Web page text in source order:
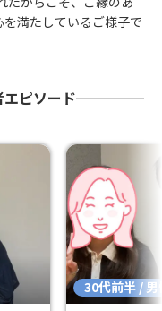
満たしているご様子で
ピソード
30代前半 / 男